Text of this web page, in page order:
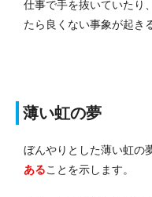
仕事で手を抜いていたり
たら良くない事象が起き
薄い虹の夢
ぼんやりとした薄い虹の
あることを示します。